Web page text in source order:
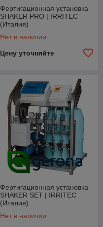
Фертигационная установка
SHAKER PRO | IRRITEC
(Италия)
Нет в наличии
Цену уточняйте
Фертигационная установка
SHAKER SET | IRRITEC
(Италия)
Нет в наличии